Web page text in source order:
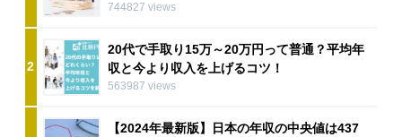
744827 views
2
20代で手取り15万～20万円って普通？平均年
収と今より収入を上げるコツ！
563987 views
【2024年最新版】日本の年収の中央値は437